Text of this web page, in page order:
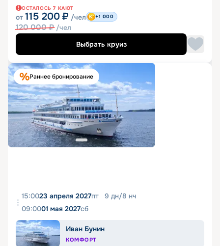
ОСТАЛОСЬ 7 КАЮТ
от 115 200 ₽ /чел
120 000₽ /чел
+1 000
Выбрать круиз
Раннее бронирование
15:0023 апреля 2027пт 9 дн/8 нч
09:0001 мая 2027сб
Иван Бунин
КОМФОРТ